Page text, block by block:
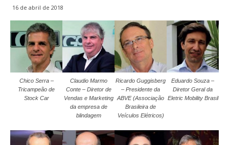
16 de abril de 2018
Chico Serra –
Tricampeão de
Stock Car
Claudio Marmo
Conte – Diretor de
Vendas e Marketing
da empresa de
blindagem
Ricardo Guggisberg
– Presidente da
ABVE (Associação
Brasileira de
Veículos Elétricos)
Eduardo Souza –
Diretor Geral da
Eletric Mobility Brasil